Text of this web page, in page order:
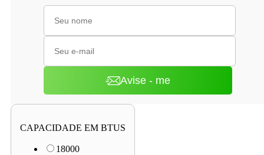
Avise - me
CAPACIDADE EM BTUS
18000